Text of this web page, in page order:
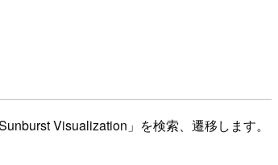
Visualization」を検索、遷移します。